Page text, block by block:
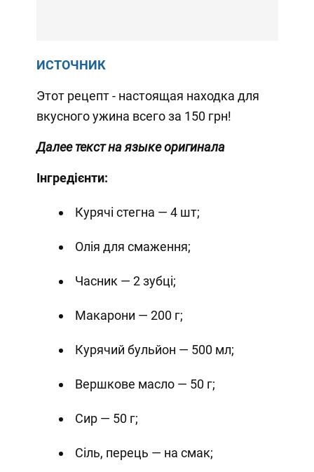
ИСТОЧНИК
Этот рецепт - настоящая находка для
вкусного ужина всего за 150 грн!
Далее текст на языке оригинала
Інгредієнти:
Курячі стегна — 4 шт;
Олія для смаження;
Часник — 2 зубці;
Макарони — 200 г;
Курячий бульйон — 500 мл;
Вершкове масло — 50 г;
Сир — 50 г;
Сіль, перець — на смак;